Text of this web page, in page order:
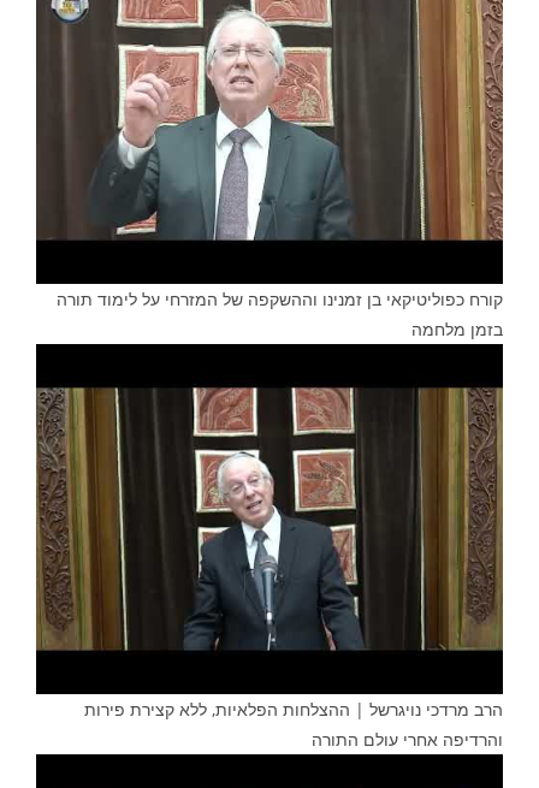
קורח כפוליטיקאי בן זמנינו וההשקפה של המזרחי על לימוד תורה
בזמן מלחמה
הרב מרדכי נויגרשל | ההצלחות הפלאיות, ללא קצירת פירות
והרדיפה אחרי עולם התורה